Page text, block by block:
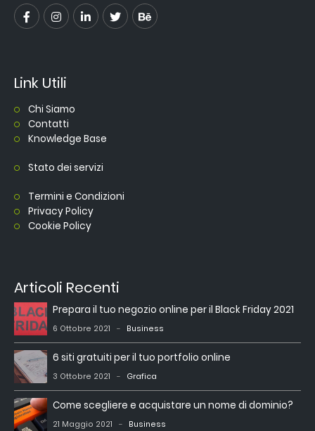
Link Utili
Chi Siamo
Contatti
Knowledge Base
Stato dei servizi
Termini e Condizioni
Privacy Policy
Cookie Policy
Articoli Recenti
Prepara il tuo negozio online per il Black Friday 2021
6 Ottobre 2021 Business
6 siti gratuiti per il tuo portfolio online
3 Ottobre 2021 Grafica
Come scegliere e acquistare un nome di dominio?
21 Maggio 2021 Business